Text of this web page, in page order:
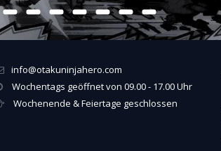
info@otakuninjahero.com
Wochentags geöffnet von 09.00 - 17.00 Uhr
Wochenende & Feiertage geschlossen